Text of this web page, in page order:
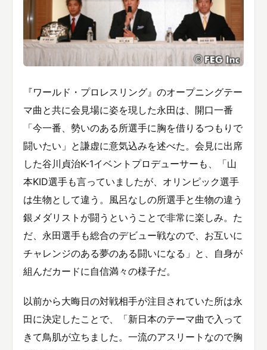
『ワールド・プロレスリング』のオープニングテー
マ曲と共に会見場に姿を現した永田は、開口一番
「今一番、勢いのある所選手に胸を借りるつもりで
闘いたい」と謙虚に意気込みを述べた。会見に出席
した谷川貞治K-1イベントプロデューサーも、「山
本KID選手も言っていましたが、オリンピック選手
は生物として違う。風呂なしの所選手と生物の違う
銀メダリストが闘うということで非常に楽しみ。た
だ、永田選手も総合のデビュー戦なので、お互いに
チャレンジのある夢のある闘いになる」と、自身が
組んだカードに自信満々の様子だ。
以前から大晦日の対戦相手が注目されていた所は永
田に決定したことで、「新日本のテーマ曲で入って
きて鳥肌が立ちました。一流のアスリートなので胸